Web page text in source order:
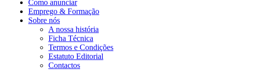
Como anunciar
Emprego & Formação
Sobre nós
A nossa história
Ficha Técnica
Termos e Condições
Estatuto Editorial
Contactos